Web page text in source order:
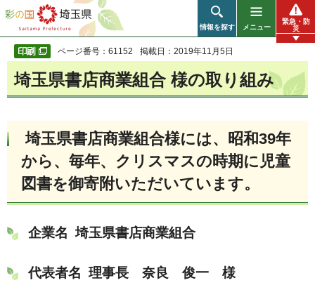
彩の国 埼玉県
情報を探す メニュー
緊急・防
災
ページ番号：61152 掲載日：2019年11月5日
埼玉県書店商業組合 様の取り組み
埼玉県書店商業組合様には、昭和39年
から、毎年、クリスマスの時期に児童
図書を御寄附いただいています。
企業名 埼玉県書店商業組合
代表者名 理事長 奈良 俊一 様